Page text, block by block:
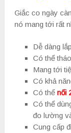
Giắc co ngày
nó mang tới rất
Dễ dàng
Có thể
Mang tới
Có khả
Có thểnối
Có thể
đo lường
Cung cấp